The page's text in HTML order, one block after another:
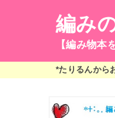
編み
【編み物本
*たりるんから